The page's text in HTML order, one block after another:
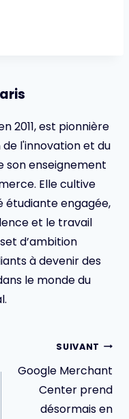
2011, est pionnière
l'innovation et du
son enseignement
Elle cultive
étudiante engagée,
et le travail
d’ambition
à devenir des
le monde du
SUIVANT
Google Merchant
Center prend
désormais en